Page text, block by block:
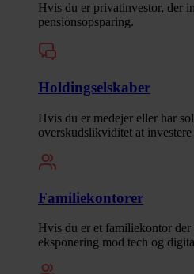
Hvis du er privatinvestor, der
pensionsopsparing.
Holdingselskaber
Hvis du er medejer eller har
overskudslikviditet at investere
Familiekontorer
Hvis du er et familiekontor der
eksponering mod tech og